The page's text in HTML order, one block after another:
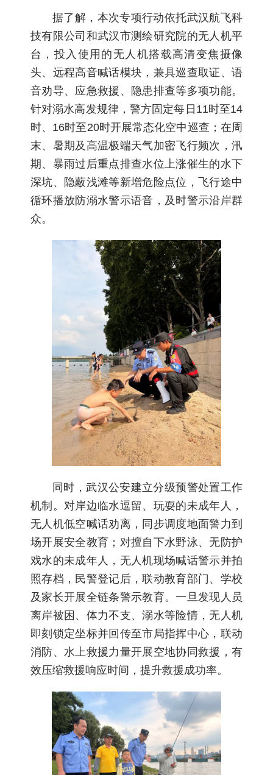
据了解，本次专项行动依托武汉航飞科
技有限公司和武汉市测绘研究院的无人机平
台，投入使用的无人机搭载高清变焦摄像
头、远程高音喊话模块，兼具巡查取证、语
音劝导、应急救援、隐患排查等多项功能。
针对溺水高发规律，警方固定每日11时至14
时、16时至20时开展常态化空中巡查；在周
末、暑期及高温极端天气加密飞行频次，汛
期、暴雨过后重点排查水位上涨催生的水下
深坑、隐蔽浅滩等新增危险点位，飞行途中
循环播放防溺水警示语音，及时警示沿岸群
众。
同时，武汉公安建立分级预警处置工作
机制。对岸边临水逗留、玩耍的未成年人，
无人机低空喊话劝离，同步调度地面警力到
场开展安全教育；对擅自下水野泳、无防护
戏水的未成年人，无人机现场喊话警示并拍
照存档，民警登记后，联动教育部门、学校
及家长开展全链条警示教育。一旦发现人员
离岸被困、体力不支、溺水等险情，无人机
即刻锁定坐标并回传至市局指挥中心，联动
消防、水上救援力量开展空地协同救援，有
效压缩救援响应时间，提升救援成功率。